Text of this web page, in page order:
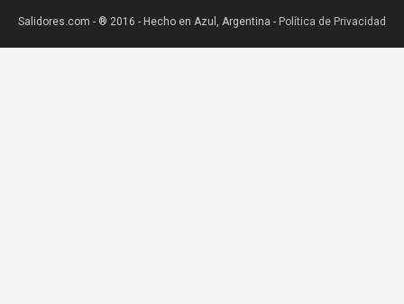
Salidores.com - ® 2016 - Hecho en Azul, Argentina - Política de Privacidad